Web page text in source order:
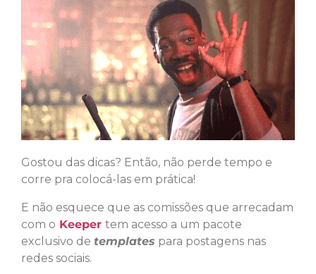
Gostou das dicas? Então, não perde tempo e
corre pra colocá-las em prática!
E não esquece que as comissões que arrecadam
com o Keeper tem acesso a um pacote
exclusivo de templates para postagens nas
redes sociais.